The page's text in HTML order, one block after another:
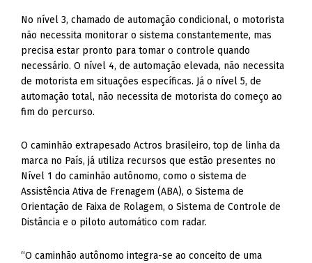
No nível 3, chamado de automação condicional, o motorista
não necessita monitorar o sistema constantemente, mas
precisa estar pronto para tomar o controle quando
necessário. O nível 4, de automação elevada, não necessita
de motorista em situações específicas. Já o nível 5, de
automação total, não necessita de motorista do começo ao
fim do percurso.
O caminhão extrapesado Actros brasileiro, top de linha da
marca no País, já utiliza recursos que estão presentes no
Nível 1 do caminhão autônomo, como o sistema de
Assistência Ativa de Frenagem (ABA), o Sistema de
Orientação de Faixa de Rolagem, o Sistema de Controle de
Distância e o piloto automático com radar.
“O caminhão autônomo integra-se ao conceito de uma